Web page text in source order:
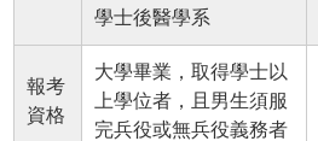
學士後醫學系
報考
資格
大學畢業，取得學士以
上學位者，且男生須服
完兵役或無兵役義務者